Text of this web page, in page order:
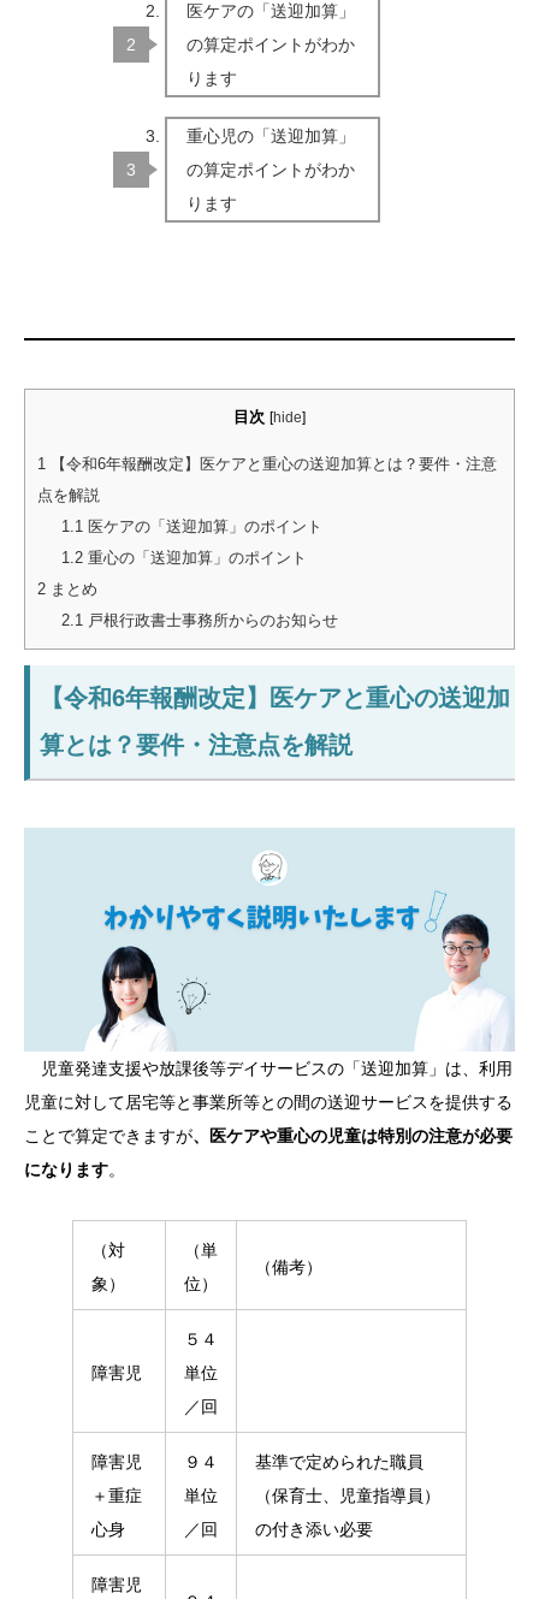
医ケアの「送迎加算」
の算定ポイントがわか
ります
重心児の「送迎加算」
の算定ポイントがわか
ります
目次 [hide]
1 【令和6年報酬改定】医ケアと重心の送迎加算とは？要件・注意
点を解説
1.1医ケアの「送迎加算」のポイント
1.2重心の「送迎加算」のポイント
2 まとめ
2.1戸根行政書士事務所からのお知らせ
【令和6年報酬改定】医ケアと重心の送迎加
算とは？要件・注意点を解説
児童発達支援や放課後等デイサービスの「送迎加算」は、利用
児童に対して居宅等と事業所等との間の送迎サービスを提供する
ことで算定できますが、医ケアや重心の児童は特別の注意が必要
になります。
（対
象）
（単
位）
（備考）
障害児
５４
単位
／回
障害児
＋重症
心身
９４
単位
／回
基準で定められた職員
（保育士、児童指導員）
の付き添い必要
障害児